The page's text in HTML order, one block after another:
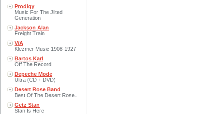
Prodigy
Music For The Jilted
Generation
Jackson Alan
Freight Train
V/A
Klezmer Music 1908-1927
Bartos Karl
Off The Record
Depeche Mode
Ultra (CD + DVD)
Desert Rose Band
Best Of The Desert Rose..
Getz Stan
Stan Is Here